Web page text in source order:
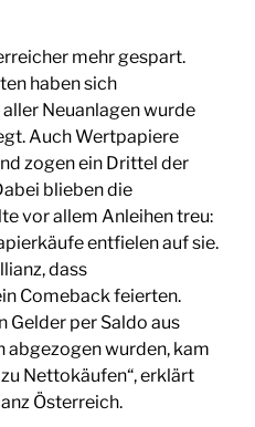
mehr gespart.
haben sich
aller Neuanlagen wurde
Auch Wertpapiere
zogen ein Drittel der
blieben die
vor allem Anleihen treu:
entfielen auf sie.
dass
Comeback feierten.
Gelder per Saldo aus
wurden, kam
Nettokäufen“, erklärt
Österreich.